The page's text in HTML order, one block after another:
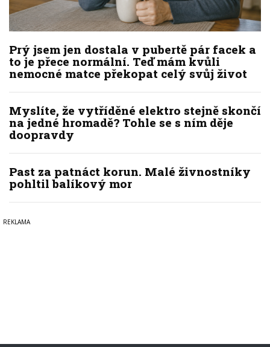
Prý jsem jen dostala v pubertě pár facek a
to je přece normální. Teď mám kvůli
nemocné matce překopat celý svůj život
Myslíte, že vytříděné elektro stejně skončí
na jedné hromadě? Tohle se s ním děje
doopravdy
Past za patnáct korun. Malé živnostníky
pohltil balíkový mor